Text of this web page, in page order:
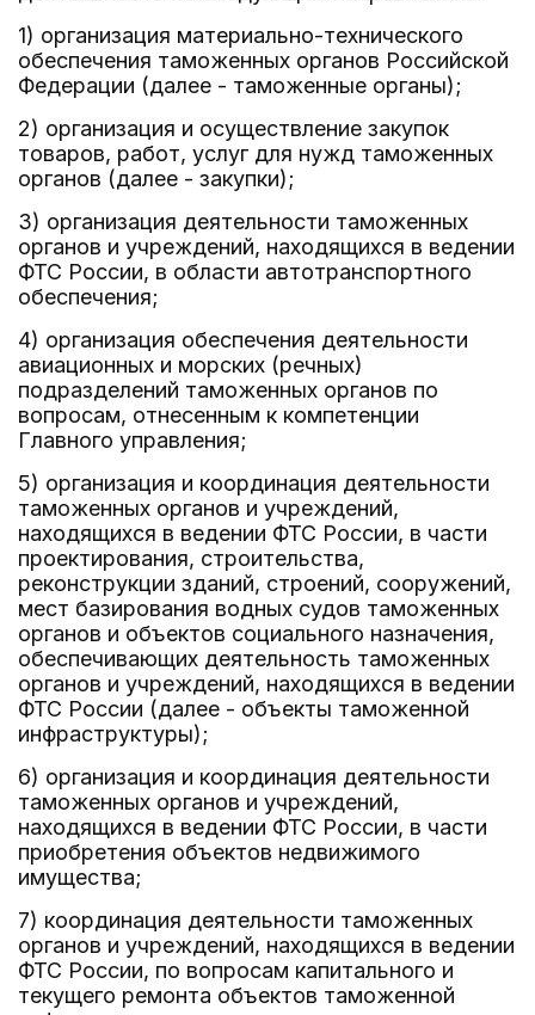
1) организация материально-технического
обеспечения таможенных органов Российской
Федерации (далее - таможенные органы);
2) организация и осуществление закупок
товаров, работ, услуг для нужд таможенных
органов (далее - закупки);
3) организация деятельности таможенных
органов и учреждений, находящихся в ведении
ФТС России, в области автотранспортного
обеспечения;
4) организация обеспечения деятельности
авиационных и морских (речных)
подразделений таможенных органов по
вопросам, отнесенным к компетенции
Главного управления;
5) организация и координация деятельности
таможенных органов и учреждений,
находящихся в ведении ФТС России, в части
проектирования, строительства,
реконструкции зданий, строений, сооружений,
мест базирования водных судов таможенных
органов и объектов социального назначения,
обеспечивающих деятельность таможенных
органов и учреждений, находящихся в ведении
ФТС России (далее - объекты таможенной
инфраструктуры);
6) организация и координация деятельности
таможенных органов и учреждений,
находящихся в ведении ФТС России, в части
приобретения объектов недвижимого
имущества;
7) координация деятельности таможенных
органов и учреждений, находящихся в ведении
ФТС России, по вопросам капитального и
текущего ремонта объектов таможенной